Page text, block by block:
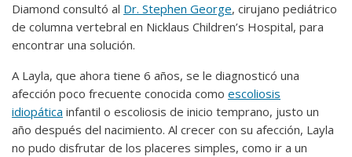
Diamond consultó al Dr. Stephen George, cirujano pediátrico
de columna vertebral en Nicklaus Children’s Hospital, para
encontrar una solución.
A Layla, que ahora tiene 6 años, se le diagnosticó una
afección poco frecuente conocida como escoliosis
idiopática infantil o escoliosis de inicio temprano, justo un
año después del nacimiento. Al crecer con su afección, Layla
no pudo disfrutar de los placeres simples, como ir a un